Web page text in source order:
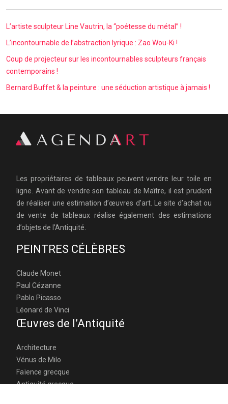
L’artiste sculpteur Line Vautrin, la “poétesse du métal” !
L’incontournable de l’abstraction lyrique : Zao Wou-Ki !
Coup de projecteur sur les incontournables sculpteurs français
contemporains !
Bernard Buffet & la peinture : une séduction artistique à jamais !
Les propriétaires de tableaux peuvent vendre leur toile en
ligne. Avant de vendre son tableau de Maître, il est prudent
de réaliser une estimation d’œuvres d’art. Le site d’achat ou
de vente de tableaux réalise également des estimations
d’objets de l’Antiquité.
PEINTRES CÉLÈBRES
Claude Monet
Paul Cézanne
Pablo Picasso
Léonard de Vinci
Œuvres de l’Antiquité
Architecture
Vénus de Milo
Faïence grecque
Antiquité grecque